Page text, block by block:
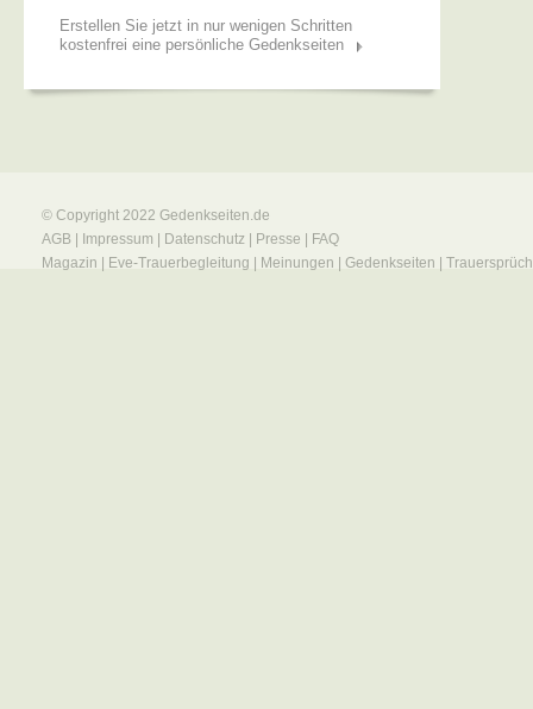
Erstellen Sie jetzt in nur wenigen Schritten
kostenfrei eine persönliche Gedenkseiten
© Copyright 2022 Gedenkseiten.de
AGB
Impressum Datenschutz Presse
FAQ
Magazin
Eve-Trauerbegleitung Meinungen Gedenkseiten